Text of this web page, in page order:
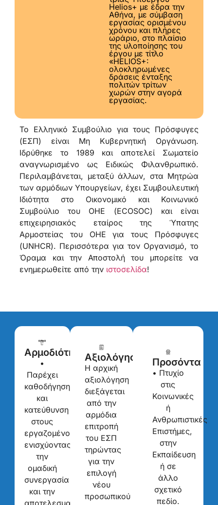
Helios+ με έδρα την
Αθήνα, με σύμβαση
εργασίας ορισμένου
χρόνου και πλήρες
ωράριο, στο πλαίσιο
της υλοποίησης του
έργου με τίτλο
«HELIOS+:
ολοκληρωμένες
δράσεις ένταξης
πολιτών τρίτων
χωρών στην αγορά
εργασίας.
Το Ελληνικό Συμβούλιο για τους Πρόσφυγες
(ΕΣΠ) είναι Μη Κυβερνητική Οργάνωση.
Ιδρύθηκε το 1989 και αποτελεί Σωματείο
αναγνωρισμένο ως Ειδικώς Φιλανθρωπικό.
Περιλαμβάνεται, μεταξύ άλλων, στα Μητρώα
των αρμόδιων Υπουργείων, έχει Συμβουλευτική
Ιδιότητα στο Οικονομικό και Κοινωνικό
Συμβούλιο του ΟΗΕ (ECOSOC) και είναι
επιχειρησιακός εταίρος της Ύπατης
Αρμοστείας του ΟΗΕ για τους Πρόσφυγες
(UNHCR). Περισσότερα για τον Οργανισμό, το
Όραμα και την Αποστολή του μπορείτε να
ενημερωθείτε από την ιστοσελίδα!
Αρμοδιότητες
•
Παρέχει
καθοδήγηση
και
κατεύθυνση
στους
εργαζομένους,
ενισχύοντας
την
ομαδική
συνεργασία
και την
αποτελεσματικότητα
Αξιολόγηση
Η αρχική
αξιολόγηση
διεξάγεται
από την
αρμόδια
επιτροπή
του ΕΣΠ
τηρώντας
για την
επιλογή
νέου
προσωπικού
Προσόντα
• Πτυχίο
στις
Κοινωνικές
ή
Ανθρωπιστικές
Επιστήμες,
στην
Εκπαίδευση
ή σε
άλλο
σχετικό
πεδίο.